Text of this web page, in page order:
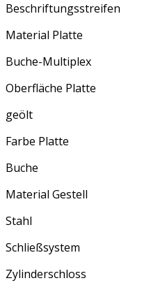
Beschriftungsstreifen
Material Platte
Buche-Multiplex
Oberfläche Platte
geölt
Farbe Platte
Buche
Material Gestell
Stahl
Schließsystem
Zylinderschloss